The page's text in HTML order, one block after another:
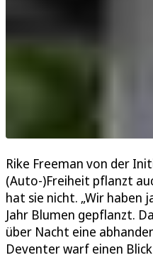
Rike Freeman von der
(Auto-)Freiheit pflanzt
hat sie nicht. „Wir haben
Jahr Blumen gepflanzt.
über Nacht eine
Deventer warf einen